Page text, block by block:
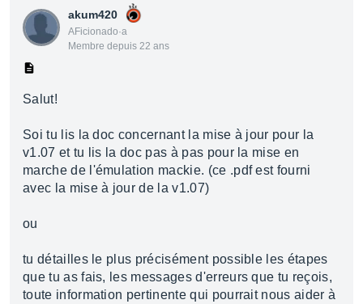
akum420
AFicionado·a
Membre depuis 22 ans
Salut!
Soi tu lis la doc concernant la mise à jour pour la
v1.07 et tu lis la doc pas à pas pour la mise en
marche de l'émulation mackie. (ce .pdf est fourni
avec la mise à jour de la v1.07)
ou
tu détailles le plus précisément possible les étapes
que tu as fais, les messages d'erreurs que tu reçois,
toute information pertinente qui pourrait nous aider à